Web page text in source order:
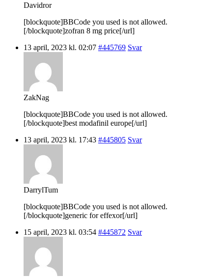
Davidror
[blockquote]BBCode you used is not allowed.
[/blockquote]zofran 8 mg price[/url]
13 april, 2023 kl. 02:07 #445769 Svar
ZakNag
[blockquote]BBCode you used is not allowed.
[/blockquote]best modafinil europe[/url]
13 april, 2023 kl. 17:43 #445805 Svar
DarrylTum
[blockquote]BBCode you used is not allowed.
[/blockquote]generic for effexor[/url]
15 april, 2023 kl. 03:54 #445872 Svar